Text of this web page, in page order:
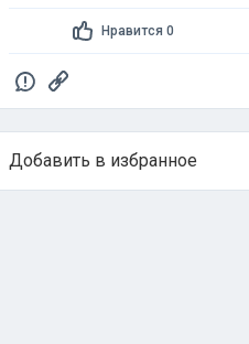
Нравится 0
Добавить в избранное
Тема в избранном